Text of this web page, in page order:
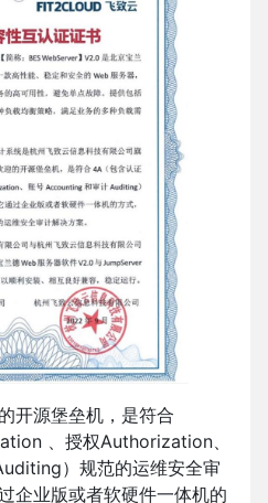
开源堡垒机，是符合
、授权Authorization、
）规范的运维安全审
企业版或者软硬件一体机的